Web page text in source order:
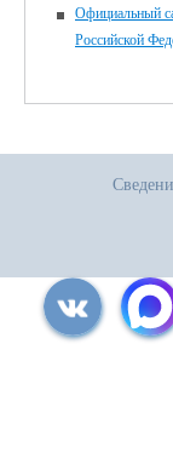
Официальный
Российской